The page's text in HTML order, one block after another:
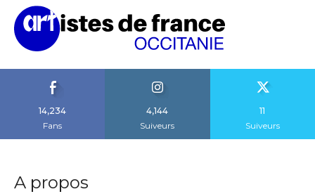
14,234
Fans
4,144
Suiveurs
11
Suiveurs
A propos